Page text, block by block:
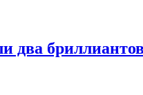
два